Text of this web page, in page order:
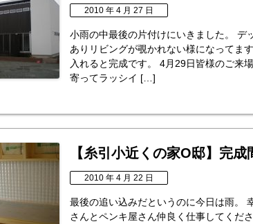
2010 年 4 月 27 日
小雨の中最後の片付けにいきました。 デ
ありリビングが覗かれない様になってま
入れると完成です。 4月29日皆様のご来
寄ってラッシイ […]
【糸引小近くの家O邸】完成
2010 年 4 月 22 日
最後の追い込みだというのに今日は雨。
さんとペンキ屋さん仲良く仕事してくだ